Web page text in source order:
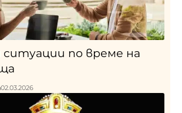
ситуации по време на
02.03.2026